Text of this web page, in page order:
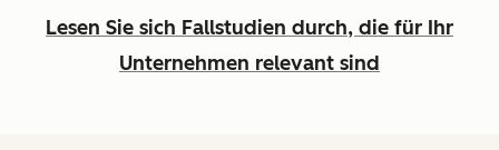
Lesen Sie sich Fallstudien durch, die für Ihr
Unternehmen relevant sind